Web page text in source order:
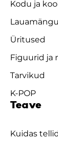
Kodu ja
Üritused
Figuurid ja
Tarvikud
K-POP
Teave
Kuidas